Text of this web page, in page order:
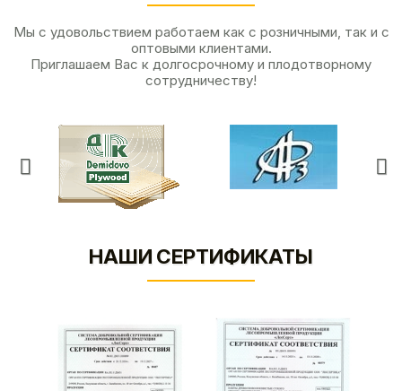
Мы с удовольствием работаем как с розничными, так и с
оптовыми клиентами.
Приглашаем Вас к долгосрочному и плодотворному
сотрудничеству!
НАШИ СЕРТИФИКАТЫ